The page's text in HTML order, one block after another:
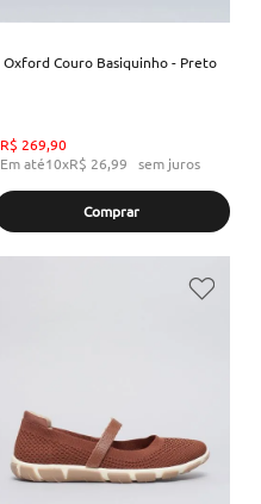
Oxford Couro Basiquinho - Preto
R$ 269,90
Em até10xR$ 26,99 sem juros
Comprar